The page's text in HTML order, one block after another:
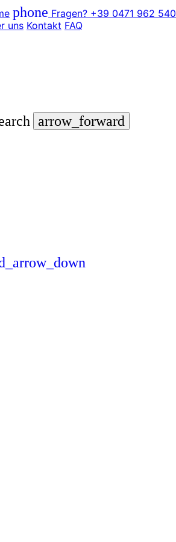
phone Fragen? +39 0471 962 540
uns Kontakt FAQ
arrow_forward